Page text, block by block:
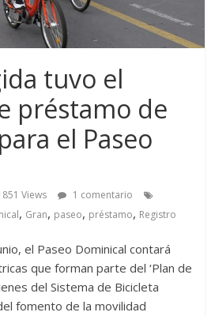
tuvo el
préstamo de
el Paseo
Views
1 comentario
, Gran, paseo, préstamo, Registro
el Paseo Dominical contará
que forman parte del ‘Plan de
del Sistema de Bicicleta
fomento de la movilidad